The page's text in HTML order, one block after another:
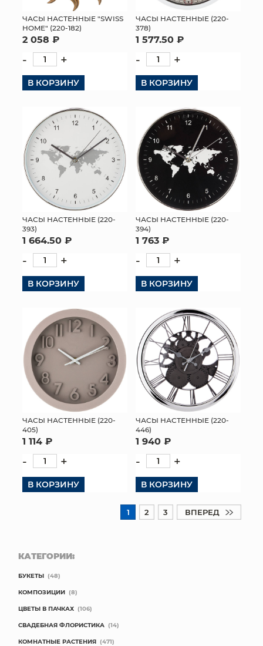
ЧАСЫ НАСТЕННЫЕ "SWISS
HOME" (220-182)
2 058 ₽
- +
В КОРЗИНУ
ЧАСЫ НАСТЕННЫЕ (220-
378)
1 577.50 ₽
- +
В КОРЗИНУ
ЧАСЫ НАСТЕННЫЕ (220-
393)
1 664.50 ₽
- +
В КОРЗИНУ
ЧАСЫ НАСТЕННЫЕ (220-
394)
1 763 ₽
- +
В КОРЗИНУ
ЧАСЫ НАСТЕННЫЕ (220-
405)
1 114 ₽
- +
В КОРЗИНУ
ЧАСЫ НАСТЕННЫЕ (220-
446)
1 940 ₽
- +
В КОРЗИНУ
1 2 3 ВПЕРЕД
КАТЕГОРИИ:
БУКЕТЫ (48)
КОМПОЗИЦИИ (8)
ЦВЕТЫ В ПАЧКАХ (106)
СВАДЕБНАЯ ФЛОРИСТИКА (14)
КОМНАТНЫЕ РАСТЕНИЯ (471)